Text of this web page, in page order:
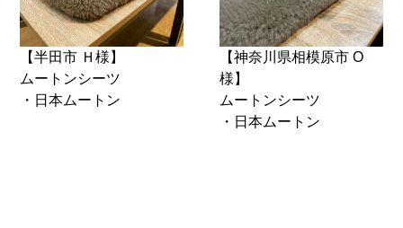
【半田市 Ｈ様】
ムートンシーツ
・日本ムートン
【神奈川県相模原市 O
様】
ムートンシーツ
・日本ムートン